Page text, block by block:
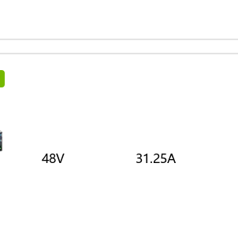
48V 31.25A